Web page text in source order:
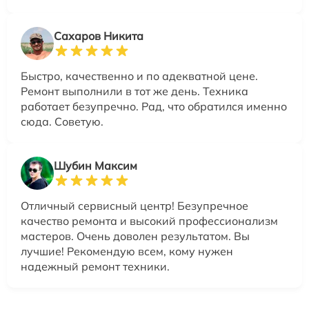
Сахаров Никита
Быстро, качественно и по адекватной цене.
Ремонт выполнили в тот же день. Техника
работает безупречно. Рад, что обратился именно
сюда. Советую.
Шубин Максим
Отличный сервисный центр! Безупречное
качество ремонта и высокий профессионализм
мастеров. Очень доволен результатом. Вы
лучшие! Рекомендую всем, кому нужен
надежный ремонт техники.